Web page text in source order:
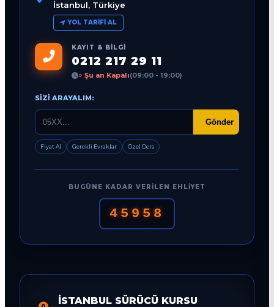
İstanbul, Türkiye
YOL TARIFI AL
KAYIT & BILGI
0212 217 29 11
○ Şu an Kapalı(09:00 - 19:00)
SIZI ARAYALIM:
Gönder
Fiyat Al Gerekli Evraklar Özel Ders
BUGÜNE KADAR VERILEN EHLIYET
45958
İSTANBUL SÜRÜCÜ KURSU